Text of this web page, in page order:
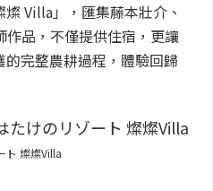
Villa」，匯集藤本壯介、
作品，不僅提供住宿，更讓
完整農耕過程，體驗回歸
ト 燦燦Villa